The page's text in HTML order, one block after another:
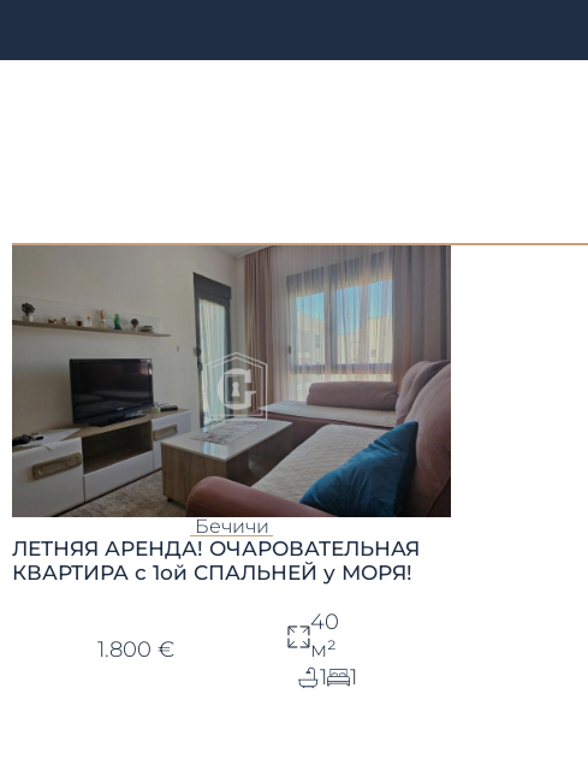
Бечичи
ЛЕТНЯЯ АРЕНДА! ОЧАРОВАТЕЛЬНАЯ
КВАРТИРА с 1ой СПАЛЬНЕЙ у МОРЯ!
1.800 €
40
м²
1
1